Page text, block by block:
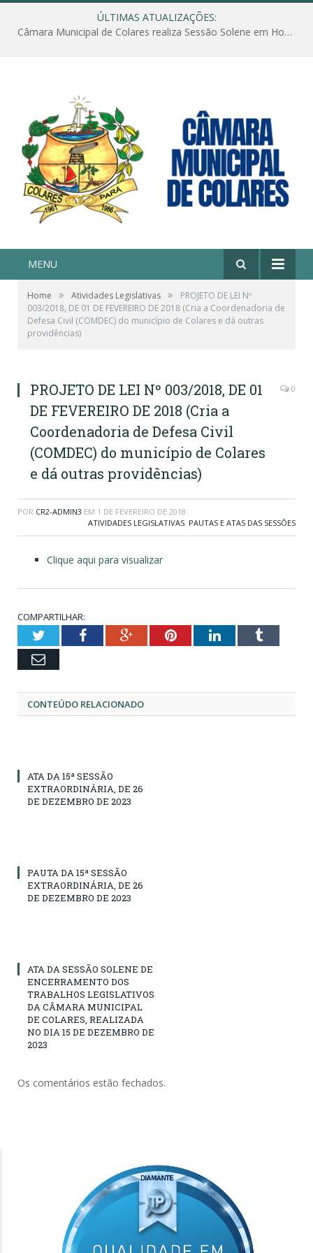
ÚLTIMAS ATUALIZAÇÕES:
Câmara Municipal de Colares realiza Sessão Solene em Homenagem ao Dia das Mães
MENU
Home » Atividades Legislativas »
PROJETO DE LEI Nº
003/2018, DE 01 DE FEVEREIRO DE 2018 (Cria a Coordenadoria de
Defesa Civil (COMDEC) do município de Colares e dá outras
providências)
PROJETO DE LEI Nº 003/2018, DE 01
DE FEVEREIRO DE 2018 (Cria a
Coordenadoria de Defesa Civil
(COMDEC) do município de Colares
e dá outras providências)
0
POR CR2-ADMIN3 EM 1 DE FEVEREIRO DE 2018
ATIVIDADES LEGISLATIVAS, PAUTAS E ATAS DAS SESSÕES
Clique aqui para visualizar
COMPARTILHAR:
TwitterFacebookGoogle+PinterestLinkedInTumblr
Email
CONTEÚDO RELACIONADO
ATA DA 15ª SESSÃO
EXTRAORDINÁRIA, DE 26
DE DEZEMBRO DE 2023
PAUTA DA 15ª SESSÃO
EXTRAORDINÁRIA, DE 26
DE DEZEMBRO DE 2023
ATA DA SESSÃO SOLENE DE
ENCERRAMENTO DOS
TRABALHOS LEGISLATIVOS
DA CÂMARA MUNICIPAL
DE COLARES, REALIZADA
NO DIA 15 DE DEZEMBRO DE
2023
Os comentários estão fechados.